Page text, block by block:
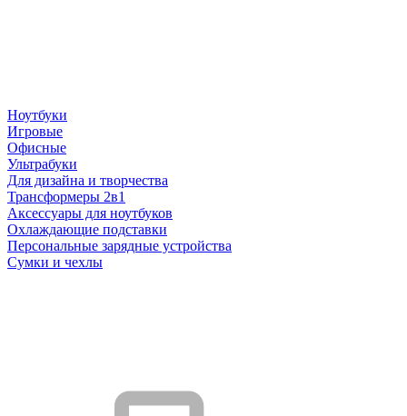
Ноутбуки
Игровые
Офисные
Ультрабуки
Для дизайна и творчества
Трансформеры 2в1
Аксессуары для ноутбуков
Охлаждающие подставки
Персональные зарядные устройства
Сумки и чехлы